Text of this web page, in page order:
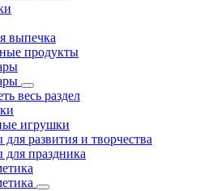
выпечка
продукты
весь раздел
игрушки
для развития и творчества
для праздника